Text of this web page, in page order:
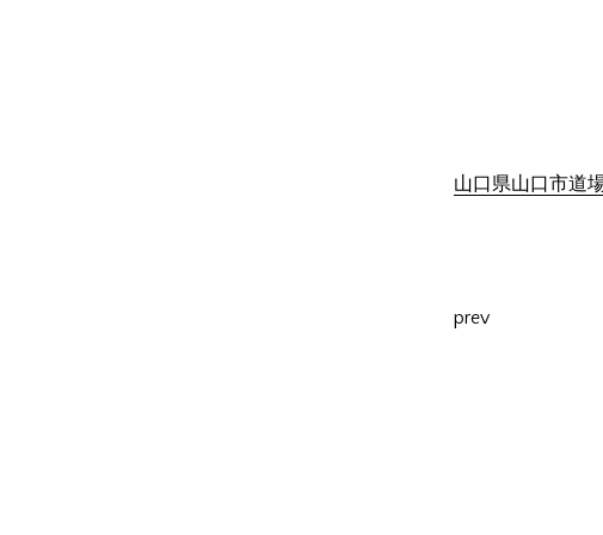
山口県山口市道
prev